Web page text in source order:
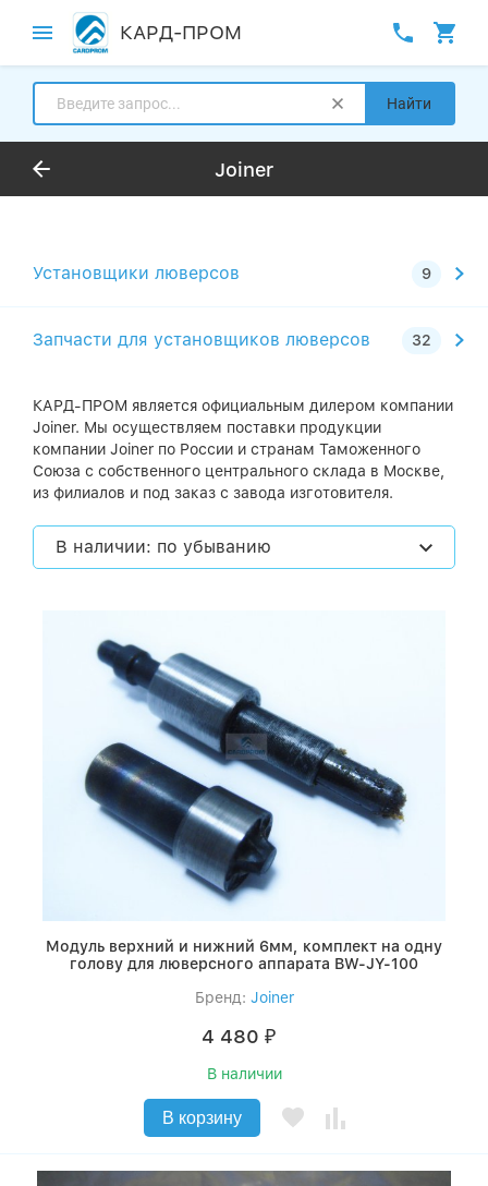
КАРД-ПРОМ
Найти
Joiner
Установщики люверсов
Запчасти для установщиков люверсов
КАРД-ПРОМ является официальным дилером компании
Joiner. Мы осуществляем поставки продукции
компании Joiner по России и странам Таможенного
Союза с собственного центрального склада в Москве,
из филиалов и под заказ с завода изготовителя.
В наличии: по убыванию
Модуль верхний и нижний 6мм, комплект на одну
голову для люверсного аппарата BW-JY-100
Бренд: Joiner
4 480 ₽
В наличии
В корзину